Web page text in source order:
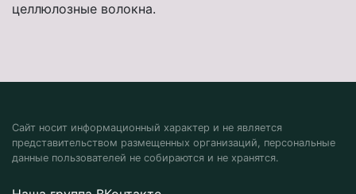
целлюлозные волокна.
Сайт носит информационный характер и не является
представительством размещенных организаций, персональные
данные пользователей не собираются и не хранятся.